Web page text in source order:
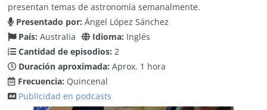
presentan temas de astronomía semanalmente.
Presentado por: Ángel López Sánchez
País: Australia Idioma: Inglés
Cantidad de episodios: 2
Duración aproximada: Aprox. 1 hora
Frecuencia: Quincenal
Publicidad en podcasts